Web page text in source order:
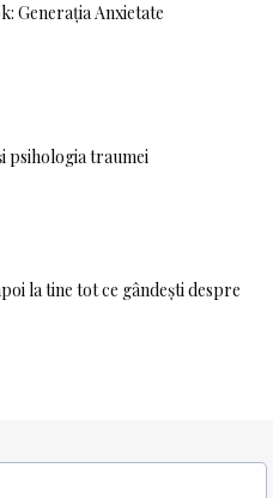
Generația Anxietate
psihologia traumei
la tine tot ce gândești despre